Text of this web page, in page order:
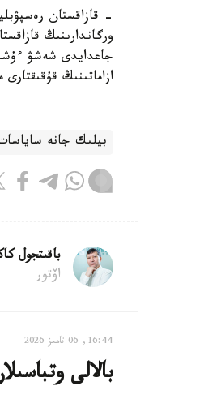
- قازاقستان
ورگاندارىنىڭ
جاعدايدى شەشۋ
ازاماتىنىڭ
بيلىك جانە
باقىتجول
اۆتور
16:44, 06 تامىز 2026
بالالى